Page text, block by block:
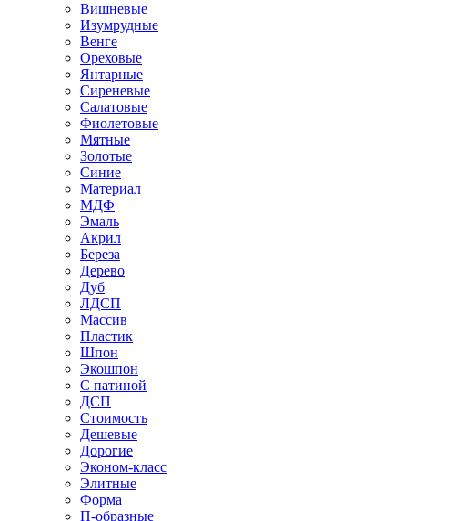
Вишневые
Изумрудные
Венге
Ореховые
Янтарные
Сиреневые
Салатовые
Фиолетовые
Мятные
Золотые
Синие
Материал
МДФ
Эмаль
Акрил
Береза
Дерево
Дуб
ЛДСП
Массив
Пластик
Шпон
Экошпон
С патиной
ДСП
Стоимость
Дешевые
Дорогие
Эконом-класс
Элитные
Форма
П-образные